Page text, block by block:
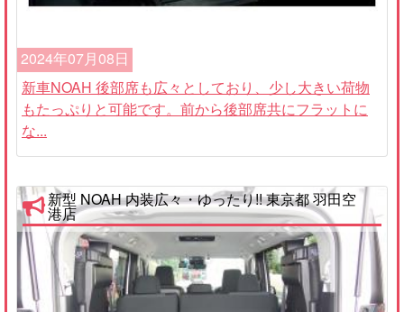
2024年07月08日
新車NOAH 後部席も広々としており、少し大きい荷物
もたっぷりと可能です。前から後部席共にフラットに
な...
新型 NOAH 内装広々・ゆったり!! 東京都 羽田空
港店